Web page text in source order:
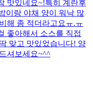
맛있네요~!특히 계란후
이랑 야채 양이 워낙 많
해 좀 적더라고요ㅠ.ㅠ
좋아해서 소스를 직접
맞고 맛있었습니다! 양
셔보세요~^^